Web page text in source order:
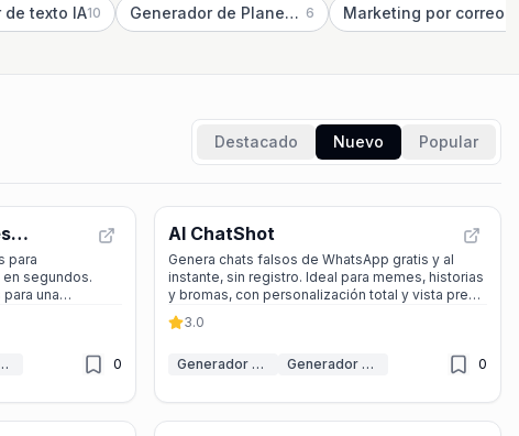
de texto IA10 Generador de Planes de Marketing IA 6
Destacado Nuevo Popular
para
segundos.
una
y Poemas con IA 0
AI ChatShot
Genera chats falsos de WhatsApp gratis y al
instante, sin registro. Ideal para memes, historias
y bromas, con personalización total y vista previa
en vivo.
3.0
Generador de Mensajes de Texto IA Generador de mensajes IA 0